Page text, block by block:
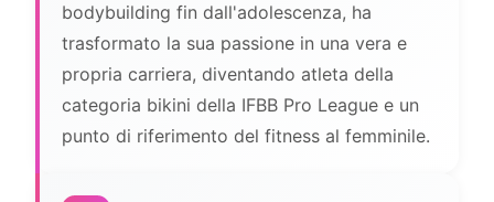
bodybuilding fin dall'adolescenza, ha
trasformato la sua passione in una vera e
propria carriera, diventando atleta della
categoria bikini della IFBB Pro League e un
punto di riferimento del fitness al femminile.